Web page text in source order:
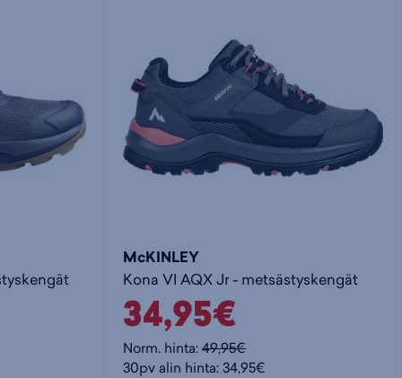
McKINLEY
Kona VI AQX Jr - metsästyskengät
34,95€
Norm. hinta:49,95€
30pv alin hinta: 34,95€